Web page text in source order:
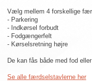
Vælg mellem 4 forskellige
- Parkering
- Indkørsel forbudt
- Fodgængerfelt
- Kørselsretning højre
De kan fås både med fod
Se alle færdselstavlerne her